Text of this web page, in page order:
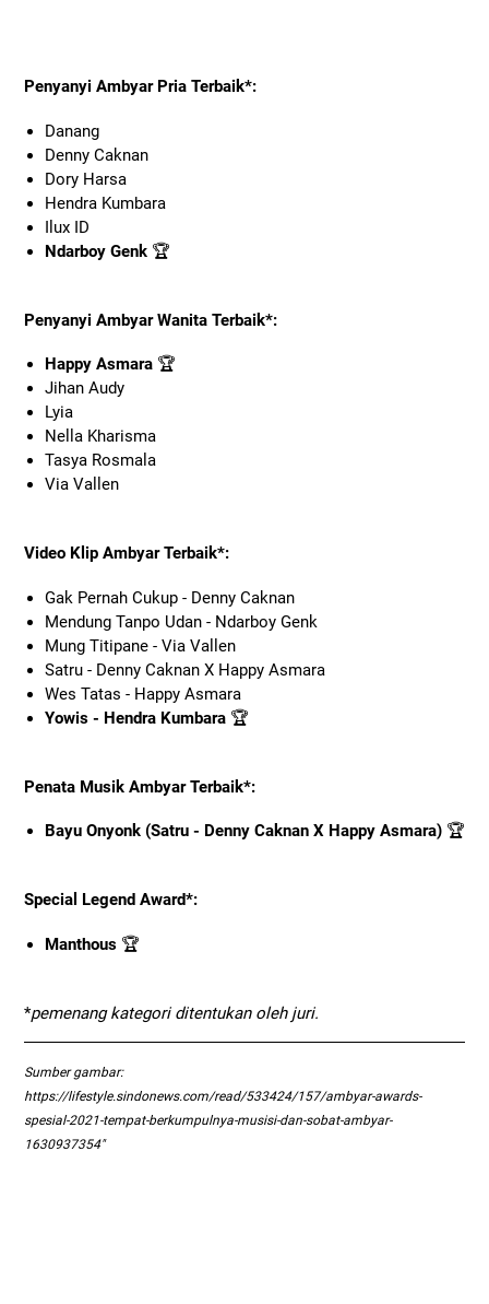
Penyanyi Ambyar Pria Terbaik*:
Danang
Denny Caknan
Dory Harsa
Hendra Kumbara
Ilux ID
Ndarboy Genk🏆
Penyanyi Ambyar Wanita Terbaik*:
Happy Asmara🏆
Jihan Audy
Lyia
Nella Kharisma
Tasya Rosmala
Via Vallen
Video Klip Ambyar Terbaik*:
Gak Pernah Cukup - Denny Caknan
Mendung Tanpo Udan - Ndarboy Genk
Mung Titipane - Via Vallen
Satru - Denny Caknan X Happy Asmara
Wes Tatas - Happy Asmara
Yowis - Hendra Kumbara🏆
Penata Musik Ambyar Terbaik*:
Bayu Onyonk (Satru - Denny Caknan X Happy Asmara)🏆
Special Legend Award*:
Manthous🏆
*pemenang kategori ditentukan oleh juri.
Sumber gambar:
https://lifestyle.sindonews.com/read/533424/157/ambyar-awards-
spesial-2021-tempat-berkumpulnya-musisi-dan-sobat-ambyar-
1630937354"